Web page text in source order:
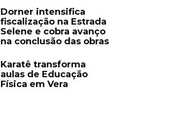
Dorner intensifica
fiscalização na Estrada
Selene e cobra avanço
na conclusão das obras
Karatê transforma
aulas de Educação
Física em Vera